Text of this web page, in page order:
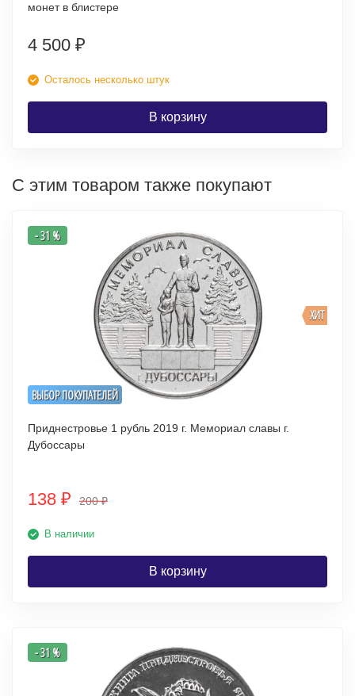
монет в блистере
4 500 ₽
Осталось несколько штук
В корзину
С этим товаром также покупают
ВЫБОР ПОКУПАТЕЛЕЙ
ХИТ
- 31 %
Приднестровье 1 рубль 2019 г. Мемориал славы г.
Дубоссары
138 ₽ 200₽
В наличии
В корзину
- 31 %